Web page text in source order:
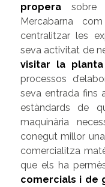
properasobre
Mercabarna
centralitzar les
seva activitat de
visitar la
processos
seva entrada fins
estàndards de
maquinària
conegut millor
comercialitza
que els ha
comercials i de